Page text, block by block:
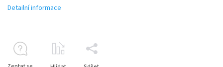
Detailní informace